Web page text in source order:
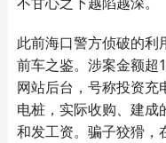
此前海口警方侦破的利
前车之鉴。涉案金额超
网站后台，号称投资
电桩，实际收购、建成
和发工资。骗子狡猾，